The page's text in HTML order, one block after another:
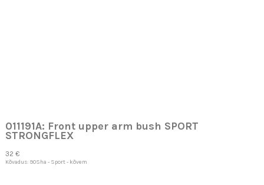
011191A: Front upper arm bush SPORT
STRONGFLEX
32 €
Kõvadus: 90Sha - Sport - kõvem